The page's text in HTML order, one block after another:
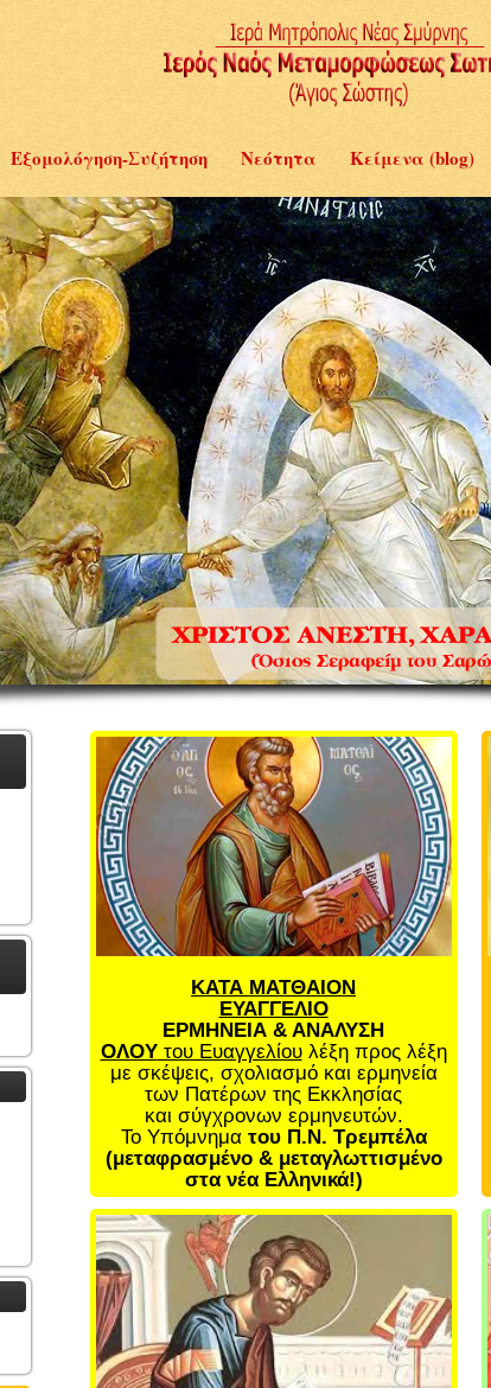
Εξομολόγηση-Συζήτηση Νεότητα Κείμενα (blog)
ΚΑΤΑ ΜΑΤΘΑΙΟΝ
ΕΥΑΓΓΕΛΙΟ
ΕΡΜΗΝΕΙΑ & ΑΝΑΛΥΣΗ
ΟΛΟΥτου Ευαγγελίουλέξη προς λέξη
με σκέψεις, σχολιασμό και ερμηνεία
των Πατέρων της Εκκλησίας
και σύγχρονων ερμηνευτών.
Το Υπόμνημα του Π.Ν. Τρεμπέλα
(μεταφρασμένο & μεταγλωττισμένο
στα νέα Ελληνικά!)